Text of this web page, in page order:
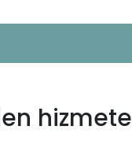
hizmete